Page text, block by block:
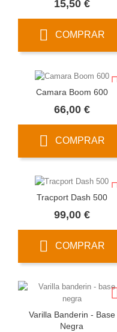
15,50 €Precio
COMPRAR
Camara Boom 600
66,00 €Precio
COMPRAR
Tracport Dash 500
99,00 €Precio
COMPRAR
Varilla Banderin - Base
Negra